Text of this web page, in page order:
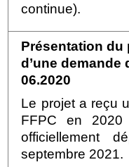
continue).
Présentation du
d’une demande
06.2020
Le projet a reçu
FFPC en 2020
officiellement
septembre 2021.